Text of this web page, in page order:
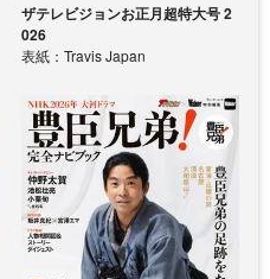
ザテレビジョンお正月超特大号 2
026
表紙：Travis Japan